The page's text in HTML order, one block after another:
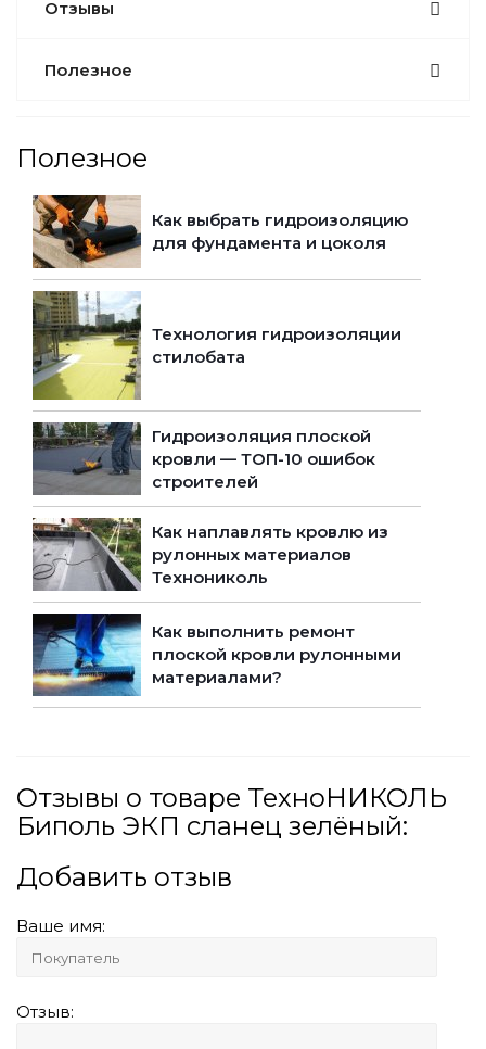
Отзывы
Полезное
Полезное
Как выбрать гидроизоляцию
для фундамента и цоколя
Технология гидроизоляции
стилобата
Гидроизоляция плоской
кровли — ТОП-10 ошибок
строителей
Как наплавлять кровлю из
рулонных материалов
Технониколь
Как выполнить ремонт
плоской кровли рулонными
материалами?
Отзывы о товаре ТехноНИКОЛЬ
Биполь ЭКП сланец зелёный:
Добавить отзыв
Ваше имя:
Отзыв: